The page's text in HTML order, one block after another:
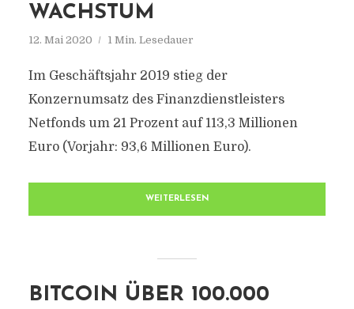
WACHSTUM
12. Mai 2020 1 Min. Lesedauer
Im Geschäftsjahr 2019 stieg der
Konzernumsatz des Finanzdienstleisters
Netfonds um 21 Prozent auf 113,3 Millionen
Euro (Vorjahr: 93,6 Millionen Euro).
WEITERLESEN
BITCOIN ÜBER 100.000